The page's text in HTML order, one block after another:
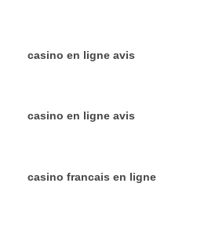
casino en ligne avis
casino en ligne avis
casino francais en ligne